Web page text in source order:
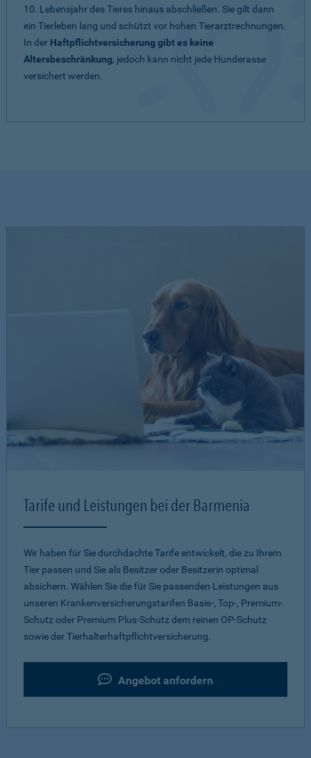
10. Lebensjahr des Tieres hinaus abschließen. Sie gilt dann
ein Tierleben lang und schützt vor hohen Tierarztrechnungen.
In der Haftpflichtversicherung gibt es keine
Altersbeschränkung, jedoch kann nicht jede Hunderasse
versichert werden.
Tarife und Leistungen bei der Barmenia
Wir haben für Sie durchdachte Tarife entwickelt, die zu Ihrem
Tier passen und Sie als Besitzer oder Besitzerin optimal
absichern. Wählen Sie die für Sie passenden Leistungen aus
unseren Krankenversicherungstarifen Basis-, Top-, Premium-
Schutz oder Premium Plus-Schutz dem reinen OP-Schutz
sowie der Tierhalterhaftpflichtversicherung.
Angebot anfordern